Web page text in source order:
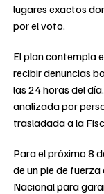
lugares exactos
por el voto.
El plan contempla
recibir denuncias
las 24 horas del
analizada por
trasladada a la
Para el próximo 8
de un pie de
Nacional para